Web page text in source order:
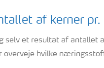
af kerner pr.
selv et resultat af antallet
overveje hvilke